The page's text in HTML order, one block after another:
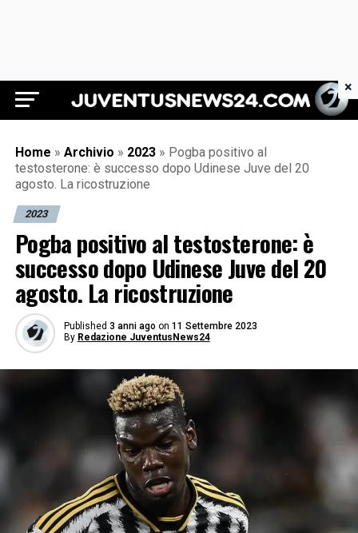
Juventus News 24
Home » Archivio » 2023 » Pogba positivo al
testosterone: è successo dopo Udinese Juve del 20
agosto. La ricostruzione
2023
Pogba positivo al testosterone: è
successo dopo Udinese Juve del 20
agosto. La ricostruzione
Published 3 anni ago on 11 Settembre 2023
By Redazione JuventusNews24
×